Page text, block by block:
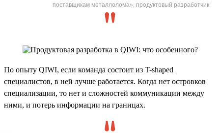
поставщикам металлолома», продуктовый разработчик
По опыту QIWI, если команда состоит из T-shaped
специалистов, в ней лучше работается. Когда нет островков
специализации, то нет и сложностей коммуникации между
ними, и потерь информации на границах.